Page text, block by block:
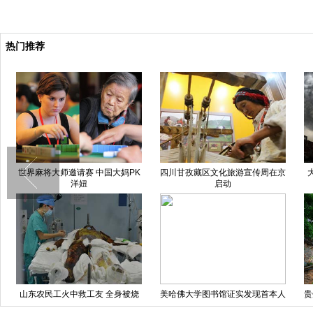
热门推荐
世界麻将大师邀请赛 中国大妈PK
洋妞
四川甘孜藏区文化旅游宣传周在京
启动
山东农民工火中救工友 全身被烧
伤99%
美哈佛大学图书馆证实发现首本人
皮书 皮肤来自女人背部